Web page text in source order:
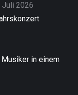
Juli 2026
in einem